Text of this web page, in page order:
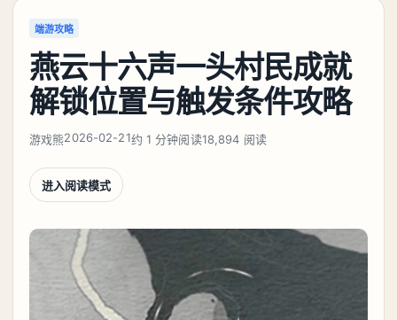
端游攻略
燕云十六声一头村民成就
解锁位置与触发条件攻略
游戏熊2026-02-21约 1 分钟阅读18,894 阅读
进入阅读模式